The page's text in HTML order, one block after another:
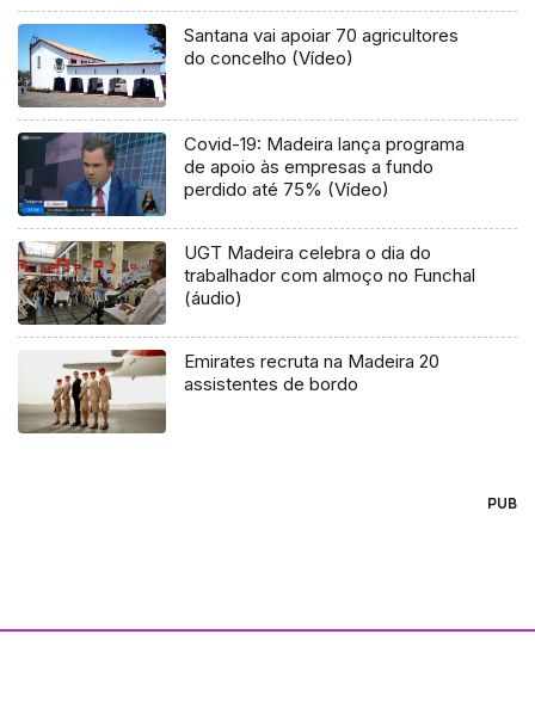
Santana vai apoiar 70 agricultores
do concelho (Vídeo)
Covid-19: Madeira lança programa
de apoio às empresas a fundo
perdido até 75% (Vídeo)
UGT Madeira celebra o dia do
trabalhador com almoço no Funchal
(áudio)
Emirates recruta na Madeira 20
assistentes de bordo
PUB